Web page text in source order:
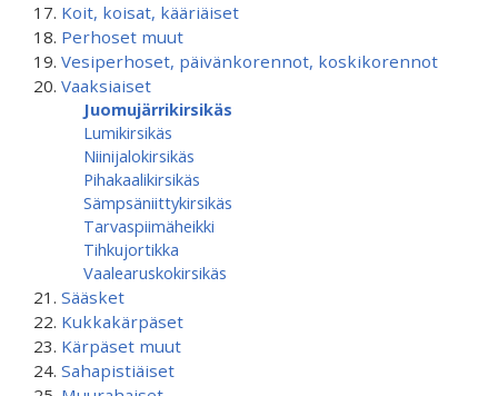
Koit, koisat, kääriäiset
Perhoset muut
Vesiperhoset, päivänkorennot, koskikorennot
Vaaksiaiset
Juomujärrikirsikäs
Lumikirsikäs
Niinijalokirsikäs
Pihakaalikirsikäs
Sämpsäniittykirsikäs
Tarvaspiimäheikki
Tihkujortikka
Vaalearuskokirsikäs
Sääsket
Kukkakärpäset
Kärpäset muut
Sahapistiäiset